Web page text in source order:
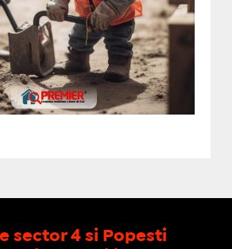
sector 4 si Popesti